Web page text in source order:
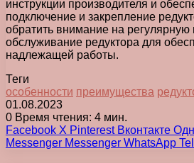
инструкции производителя и
подключение и закрепление
обратить внимание на регулярную
обслуживание редуктора для
надлежащей работы.
Теги
особенности преимущества
01.08.2023
0 Время чтения: 4 мин.
Facebook X Pinterest Вконтакте
Messenger Messenger WhatsApp